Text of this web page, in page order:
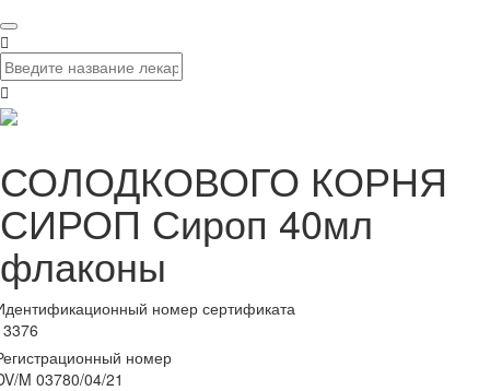
СОЛОДКОВОГО КОРНЯ
СИРОП Сироп 40мл
флаконы
номер сертификата
номер
M 03780/04/21